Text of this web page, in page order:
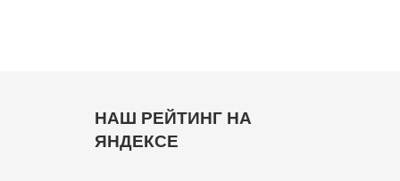
НАШ РЕЙТИНГ НА
ЯНДЕКСЕ